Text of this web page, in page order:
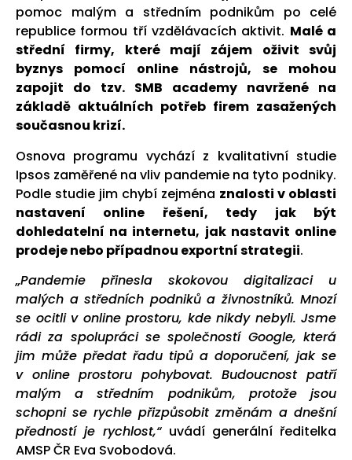
pomoc malým a středním podnikům po celé
republice formou tří vzdělávacích aktivit. Malé a
střední firmy, které mají zájem oživit svůj
byznys pomocí online nástrojů, se mohou
zapojit do tzv. SMB academy navržené na
základě aktuálních potřeb firem zasažených
současnou krizí.
Osnova programu vychází z kvalitativní studie
Ipsos zaměřené na vliv pandemie na tyto podniky.
Podle studie jim chybí zejména znalosti v oblasti
nastavení online řešení, tedy jak být
dohledatelní na internetu, jak nastavit online
prodeje nebo případnou exportní strategii.
„Pandemie přinesla skokovou digitalizaci u
malých a středních podniků a živnostníků. Mnozí
se ocitli v online prostoru, kde nikdy nebyli. Jsme
rádi za spolupráci se společností Google, která
jim může předat řadu tipů a doporučení, jak se
v online prostoru pohybovat. Budoucnost patří
malým a středním podnikům, protože jsou
schopni se rychle přizpůsobit změnám a dnešní
předností je rychlost,“ uvádí generální ředitelka
AMSP ČR Eva Svobodová.